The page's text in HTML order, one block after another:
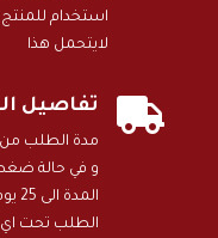
استخدام
لايتحمل هذا
 تفاصيل
و في حالة ضغط
الطلب تحت